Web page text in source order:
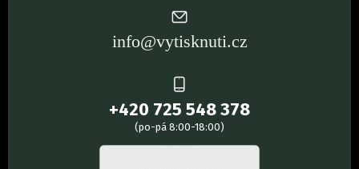
info@vytisknuti.cz
+420 725 548 378
(po-pá 8:00-18:00)